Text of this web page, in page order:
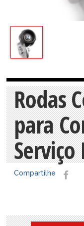
Rodas
para
Serviço
Compartilhe